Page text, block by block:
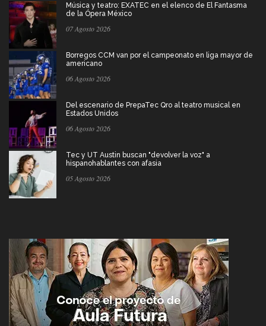
Música y teatro: EXATEC en el elenco de El Fantasma
de la Ópera México
07 Agosto 2026
Borregos CCM van por el campeonato en liga mayor de
americano
06 Agosto 2026
Del escenario de PrepaTec Qro al teatro musical en
Estados Unidos
06 Agosto 2026
Tec y UT Austin buscan "devolver la voz" a
hispanohablantes con afasia
05 Agosto 2026